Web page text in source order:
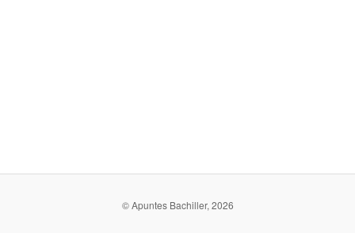
© Apuntes Bachiller, 2026